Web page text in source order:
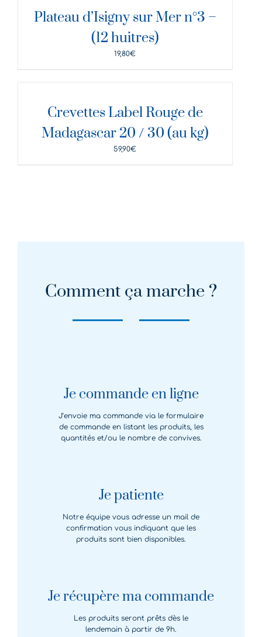
Plateau d’Isigny sur Mer n°3 –
(12 huitres)
19,80€
Crevettes Label Rouge de
Madagascar 20 / 30 (au kg)
59,90€
Comment ça marche ?
Je commande en ligne
J’envoie ma commande via le formulaire
de commande en listant les produits, les
quantités et/ou le nombre de convives.
Je patiente
Notre équipe vous adresse un mail de
confirmation vous indiquant que les
produits sont bien disponibles.
Je récupère ma commande
Les produits seront prêts dès le
lendemain à partir de 9h.